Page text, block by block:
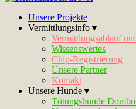
Unsere Projekte
Vermittlungsinfo▼
Vermittlungsablauf
Wissenswertes
Chip-Registrierung
Unsere Partner
Kontakt
Unsere Hunde▼
Tötungshunde